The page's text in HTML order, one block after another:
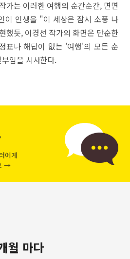
가는 이러한 여행의 순간순간, 면면
이 인생을 "이 세상은 잠시 소풍 나
했듯, 이경선 작가의 화면은 단순한
표나 해답이 없는 '여행'의 모든 순
임을 시사한다.
에게
→
월 마다